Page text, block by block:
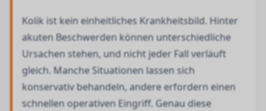
Kolik ist kein einheitliches Krankheitsbild. Hinter
akuten Beschwerden können unterschiedliche
Ursachen stehen, und nicht jeder Fall verläuft
gleich. Manche Situationen lassen sich
konservativ behandeln, andere erfordern einen
schnellen operativen Eingriff. Genau diese